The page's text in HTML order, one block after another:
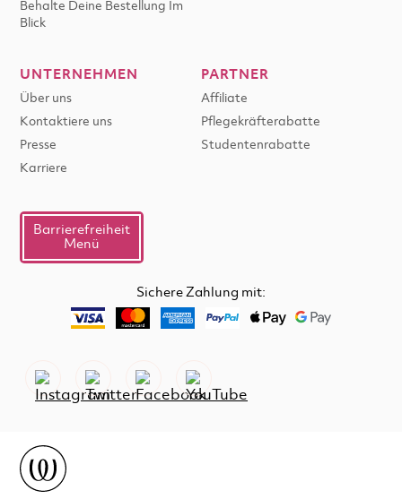
Behalte Deine Bestellung Im
Blick
UNTERNEHMEN
Über uns
Kontaktiere uns
Presse
Karriere
PARTNER
Affiliate
Pflegekräfterabatte
Studentenrabatte
Barrierefreiheit
Menü
Sichere Zahlung mit: